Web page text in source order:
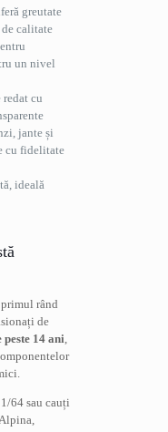
greutate
calitate
un nivel
cu
jante și
cu fidelitate
ideală
rând
de
14 ani
64 sau cauți